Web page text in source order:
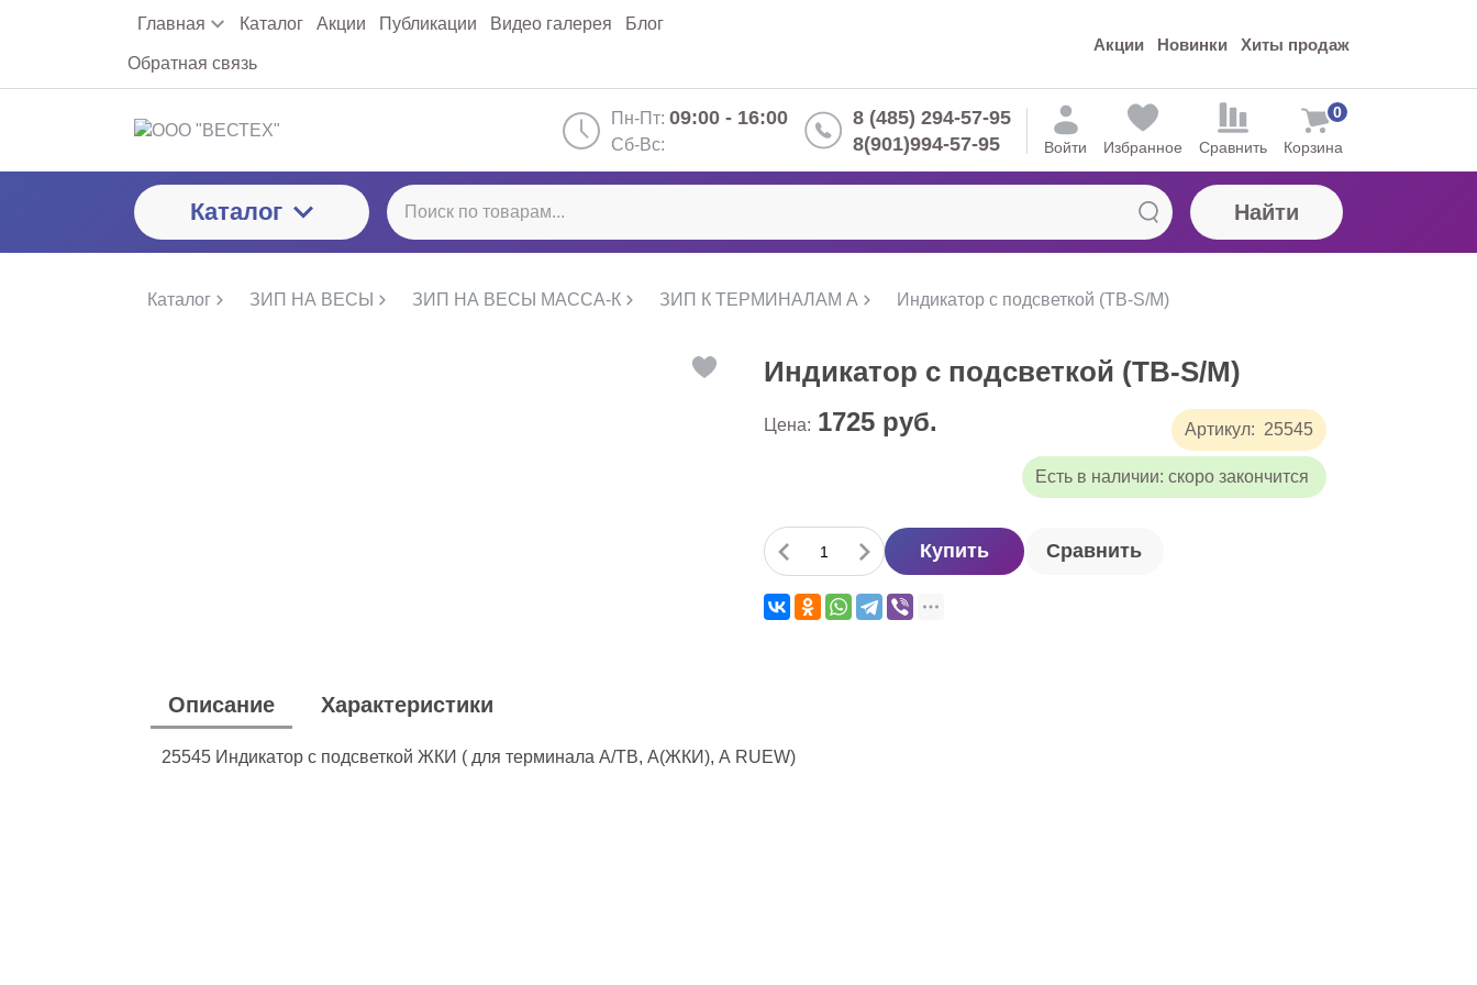
Главная Каталог Акции Публикации Видео галерея Блог
Обратная связь
Акции Новинки Хиты продаж
Пн-Пт: 09:00 - 16:00
Сб-Вс:
8 (485) 294-57-95
8(901)994-57-95
Войти Избранное Сравнить Корзина
0
Каталог Найти
Каталог ЗИП НА ВЕСЫ ЗИП НА ВЕСЫ МАССА-К ЗИП К ТЕРМИНАЛАМ А Индикатор с подсветкой (ТВ-S/M)
Индикатор с подсветкой (ТВ-S/M)
Артикул: 25545
Есть в наличии: скоро закончится
Цена: 1725 руб.
Купить Сравнить
Описание Характеристики
25545 Индикатор с подсветкой ЖКИ ( для терминала А/ТВ, А(ЖКИ), А RUEW)